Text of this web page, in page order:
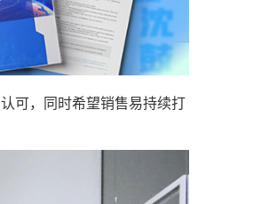
可，同时希望销售易持续打